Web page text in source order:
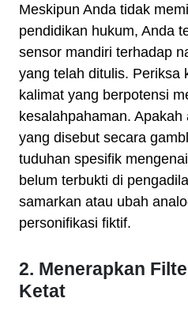
Meskipun Anda tidak
pendidikan hukum, Anda
sensor mandiri terhadap
yang telah ditulis. Periksa
kalimat yang berpotensi
kesalahpahaman.
yang disebut secara
tuduhan spesifik
belum terbukti di
samarkan atau ubah
personifikasi fiktif.
2. Menerapkan
Ketat